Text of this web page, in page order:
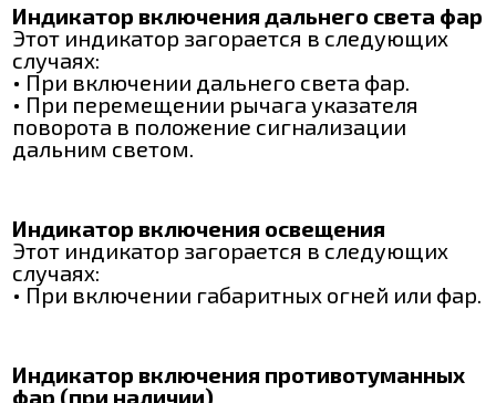
Индикатор включения дальнего света фар
Этот индикатор загорается в следующих
случаях:
• При включении дальнего света фар.
• При перемещении рычага указателя
поворота в положение сигнализации
дальним светом.
Индикатор включения освещения
Этот индикатор загорается в следующих
случаях:
• При включении габаритных огней или фар.
Индикатор включения противотуманных
фар (при наличии)